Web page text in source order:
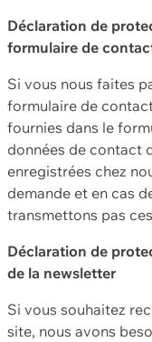
Déclaration de
formulaire de
Si vous nous faites
formulaire de
fournies dans le
données de contact
enregistrées chez
demande et en cas
transmettons pas
Déclaration de
de la newsletter
Si vous souhaitez
site, nous avons